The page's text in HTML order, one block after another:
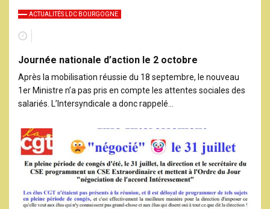
ACTUALITÉS LDC BOURGOGNE
Journée nationale d’action le 2 octobre
Après la mobilisation réussie du 18 septembre, le nouveau
1er Ministre n’a pas pris en compte les attentes sociales des
salariés. L’Intersyndicale a donc rappelé…